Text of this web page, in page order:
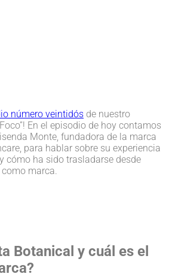
número veintidós de nuestro
En el episodio de hoy contamos
Monte, fundadora de la marca
para hablar sobre su experiencia
cómo ha sido trasladarse desde
marca.
Botanical y cuál es el